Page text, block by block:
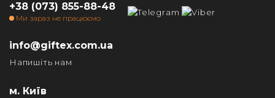
+38 (073) 855-88-48
Ми зараз не працюємо
info@giftex.com.ua
Напишіть нам
м. Київ